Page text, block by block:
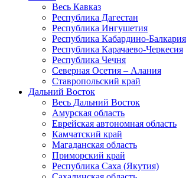
Весь Кавказ
Республика Дагестан
Республика Ингушетия
Республика Кабардино-Балкария
Республика Карачаево-Черкесия
Республика Чечня
Северная Осетия – Алания
Ставропольский край
Дальний Восток
Весь Дальний Восток
Амурская область
Еврейская автономная область
Камчатский край
Магаданская область
Приморский край
Республика Саха (Якутия)